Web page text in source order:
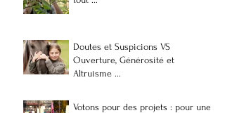
Doutes et Suspicions VS
Ouverture, Générosité et
Altruisme ...
Votons pour des projets : pour une